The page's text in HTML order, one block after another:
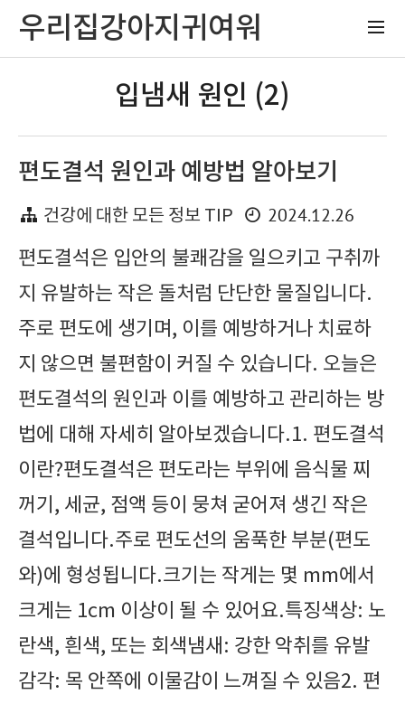
우리집강아지귀여워
입냄새 원인 (2)
편도결석 원인과 예방법 알아보기
건강에 대한 모든 정보 TIP
2024.12.26
편도결석은 입안의 불쾌감을 일으키고 구취까
지 유발하는 작은 돌처럼 단단한 물질입니다.
주로 편도에 생기며, 이를 예방하거나 치료하
지 않으면 불편함이 커질 수 있습니다. 오늘은
편도결석의 원인과 이를 예방하고 관리하는 방
법에 대해 자세히 알아보겠습니다.1. 편도결석
이란?편도결석은 편도라는 부위에 음식물 찌
꺼기, 세균, 점액 등이 뭉쳐 굳어져 생긴 작은
결석입니다.주로 편도선의 움푹한 부분(편도
와)에 형성됩니다.크기는 작게는 몇 mm에서
크게는 1cm 이상이 될 수 있어요.특징색상: 노
란색, 흰색, 또는 회색냄새: 강한 악취를 유발
감각: 목 안쪽에 이물감이 느껴질 수 있음2. 편